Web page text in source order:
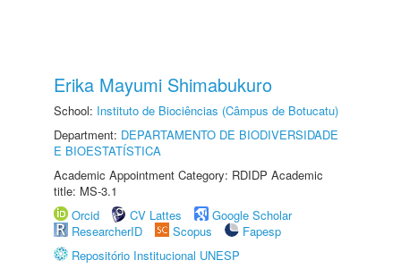
Erika Mayumi Shimabukuro
School: Instituto de Biociências (Câmpus de Botucatu)
Department: DEPARTAMENTO DE BIODIVERSIDADE
E BIOESTATÍSTICA
Academic Appointment Category: RDIDP Academic
title: MS-3.1
Orcid
CV Lattes
Google Scholar
ResearcherID
Scopus
Fapesp
Repositório Institucional UNESP